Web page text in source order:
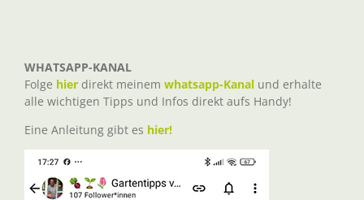
WHATSAPP-KANAL
Folge hier direkt meinem whatsapp-Kanal und erhalte
alle wichtigen Tipps und Infos direkt aufs Handy!
Eine Anleitung gibt es hier!